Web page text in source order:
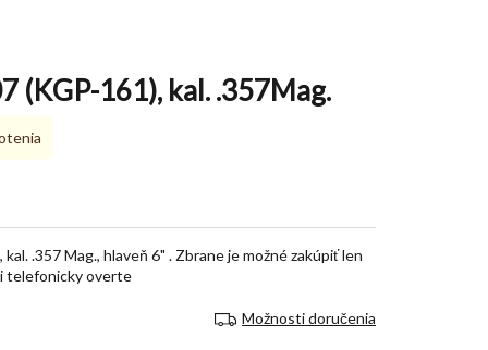
(KGP-161), kal. .357Mag.
Možnosti doručenia
.357 Mag., hlaveň 6" . Zbrane je možné zakúpiť len
telefonicky overte